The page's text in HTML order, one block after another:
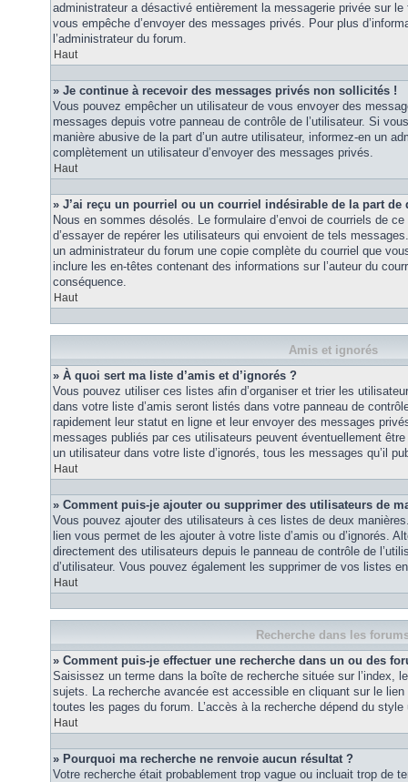
administrateur a désactivé entièrement la messagerie privée sur
vous empêche d’envoyer des messages privés. Pour plus
l’administrateur du forum.
Haut
» Je continue à recevoir des messages privés non sollicités !
Vous pouvez empêcher un utilisateur de vous envoyer des
messages depuis votre panneau de contrôle de l’utilisateur. Si
manière abusive de la part d’un autre utilisateur, informez-en un
complètement un utilisateur d’envoyer des messages privés.
Haut
» J’ai reçu un pourriel ou un courriel indésirable de la part de
Nous en sommes désolés. Le formulaire d’envoi de courriels de
d’essayer de repérer les utilisateurs qui envoient de tels
un administrateur du forum une copie complète du courriel que
inclure les en-têtes contenant des informations sur l’auteur du
conséquence.
Haut
Amis et ignorés
» À quoi sert ma liste d’amis et d’ignorés ?
Vous pouvez utiliser ces listes afin d’organiser et trier les
dans votre liste d’amis seront listés dans votre panneau de
rapidement leur statut en ligne et leur envoyer des messages
messages publiés par ces utilisateurs peuvent éventuellement
un utilisateur dans votre liste d’ignorés, tous les messages qu’il
Haut
» Comment puis-je ajouter ou supprimer des utilisateurs de
Vous pouvez ajouter des utilisateurs à ces listes de deux
lien vous permet de les ajouter à votre liste d’amis ou d’ignorés.
directement des utilisateurs depuis le panneau de contrôle de
d’utilisateur. Vous pouvez également les supprimer de vos listes
Haut
Recherche dans les
» Comment puis-je effectuer une recherche dans un ou des
Saisissez un terme dans la boîte de recherche située sur l’index,
sujets. La recherche avancée est accessible en cliquant sur le
toutes les pages du forum. L’accès à la recherche dépend du style
Haut
» Pourquoi ma recherche ne renvoie aucun résultat ?
Votre recherche était probablement trop vague ou incluait trop de